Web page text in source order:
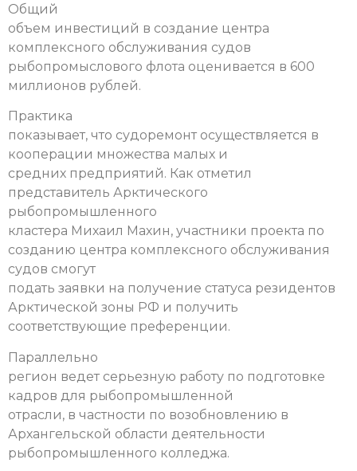
Общий
объем инвестиций в создание центра
комплексного обслуживания судов
рыбопромыслового флота оценивается в 600
миллионов рублей.
Практика
показывает, что судоремонт осуществляется в
кооперации множества малых и
средних предприятий. Как отметил
представитель Арктического
рыбопромышленного
кластера Михаил Махин, участники проекта по
созданию центра комплексного обслуживания
судов смогут
подать заявки на получение статуса резидентов
Арктической зоны РФ и получить
соответствующие преференции.
Параллельно
регион ведет серьезную работу по подготовке
кадров для рыбопромышленной
отрасли, в частности по возобновлению в
Архангельской области деятельности
рыбопромышленного колледжа.